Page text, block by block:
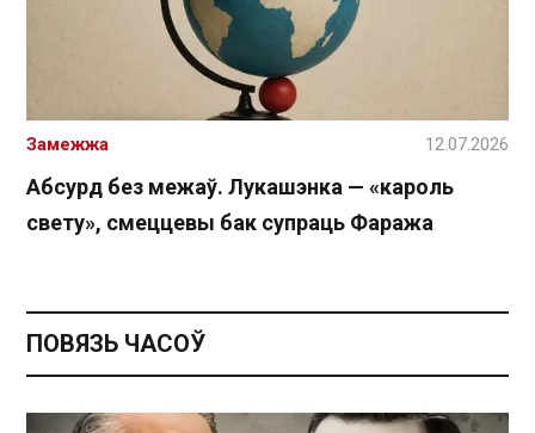
Абсурд без межаў. Лукашэнка — «кароль
свету», смеццевы бак супраць Фаража
Замежжа 12.07.2026
ПОВЯЗЬ ЧАСОЎ